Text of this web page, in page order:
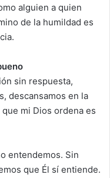
alguien a quien
de la humildad es
sin respuesta,
descansamos en la
mi Dios ordena es
entendemos. Sin
que Él sí entiende.